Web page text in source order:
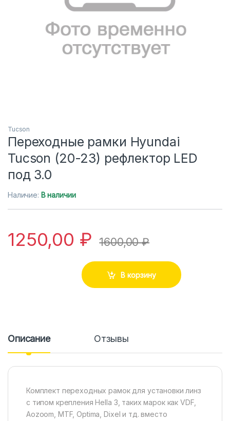
Tucson
Переходные рамки Hyundai
Tucson (20-23) рефлектор LED
под 3.0
Наличие: В наличии
1250,00 ₽ 1600,00₽
В корзину
Описание Отзывы
Комплект переходных рамок для установки линз
с типом крепления Hella 3, таких марок как VDF,
Aozoom, MTF, Optima, Dixel и тд. вместо